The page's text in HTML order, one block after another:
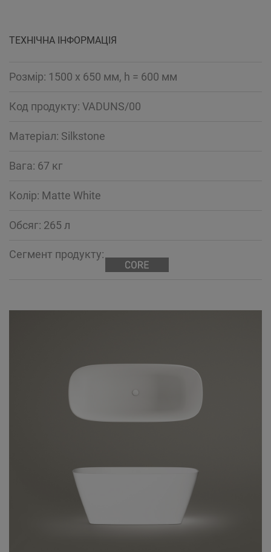
ТЕХНІЧНА ІНФОРМАЦІЯ
Розмір: 1500 x 650 мм, h = 600 мм
Код продукту: VADUNS/00
Mатеріал: Silkstone
Вага: 67 кг
Колір: Matte White
Обсяг: 265 л
Сегмент продукту: